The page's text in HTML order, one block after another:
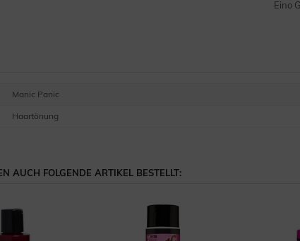
Eino
Manic Panic
Haartönung
AUCH FOLGENDE ARTIKEL BESTELLT: